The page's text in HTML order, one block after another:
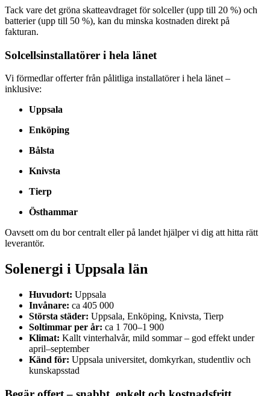
Tack vare det gröna skatteavdraget för solceller (upp till 20 %) och
batterier (upp till 50 %), kan du minska kostnaden direkt på
fakturan.
Solcellsinstallatörer i hela länet
Vi förmedlar offerter från pålitliga installatörer i hela länet –
inklusive:
Uppsala
Enköping
Bålsta
Knivsta
Tierp
Östhammar
Oavsett om du bor centralt eller på landet hjälper vi dig att hitta rätt
leverantör.
Solenergi i Uppsala län
Huvudort: Uppsala
Invånare: ca 405 000
Största städer: Uppsala, Enköping, Knivsta, Tierp
Soltimmar per år: ca 1 700–1 900
Klimat: Kallt vinterhalvår, mild sommar – god effekt under
april–september
Känd för: Uppsala universitet, domkyrkan, studentliv och
kunskapsstad